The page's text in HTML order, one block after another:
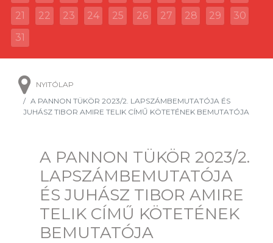
21
22 23 24 25 26 27 28 29
30
31
NYITÓLAP
A PANNON TÜKÖR 2023/2. LAPSZÁMBEMUTATÓJA ÉS
JUHÁSZ TIBOR AMIRE TELIK CÍMŰ KÖTETÉNEK BEMUTATÓJA
A PANNON TÜKÖR 2023/2.
LAPSZÁMBEMUTATÓJA
ÉS JUHÁSZ TIBOR AMIRE
TELIK CÍMŰ KÖTETÉNEK
BEMUTATÓJA